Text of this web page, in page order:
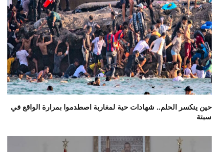
حين ينكسر الحلم.. شهادات حية لمغاربة اصطدموا بمرارة الواقع في
سبتة